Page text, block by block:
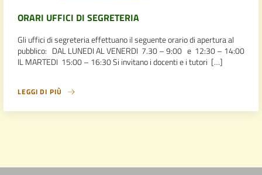
ORARI UFFICI DI SEGRETERIA
Gli uffici di segreteria effettuano il seguente orario di apertura al
pubblico: DAL LUNEDI AL VENERDI 7.30 – 9:00 e 12:30 – 14:00
IL MARTEDI 15:00 – 16:30 Si invitano i docenti e i tutori […]
LEGGI DI PIÙ